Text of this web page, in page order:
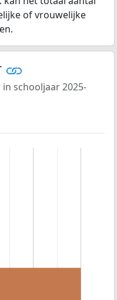
of vrouwelijke
schooljaar 2025-